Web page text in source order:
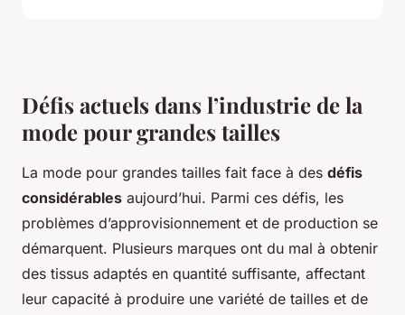
Défis actuels dans l’industrie de la
mode pour grandes tailles
La mode pour grandes tailles fait face à des défis
considérables aujourd’hui. Parmi ces défis, les
problèmes d’approvisionnement et de production se
démarquent. Plusieurs marques ont du mal à obtenir
des tissus adaptés en quantité suffisante, affectant
leur capacité à produire une variété de tailles et de